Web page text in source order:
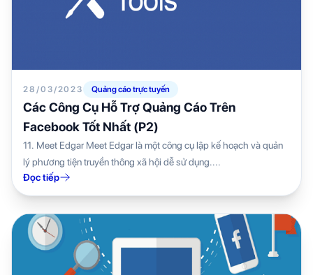
28/03/2023 Quảng cáo trực tuyến
Các Công Cụ Hỗ Trợ Quảng Cáo Trên
Facebook Tốt Nhất (P2)
11. Meet Edgar Meet Edgar là một công cụ lập kế hoạch và quản
lý phương tiện truyền thông xã hội dễ sử dụng....
Đọc tiếp